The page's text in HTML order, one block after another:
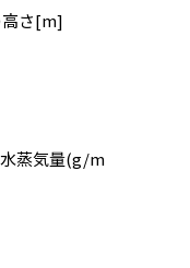
高さ[m]
水蒸気量(g/m